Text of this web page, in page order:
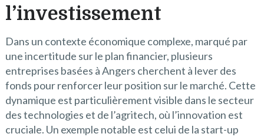
l’investissement
Dans un contexte économique complexe, marqué par
une incertitude sur le plan financier, plusieurs
entreprises basées à Angers cherchent à lever des
fonds pour renforcer leur position sur le marché. Cette
dynamique est particulièrement visible dans le secteur
des technologies et de l’agritech, où l’innovation est
cruciale. Un exemple notable est celui de la start-up